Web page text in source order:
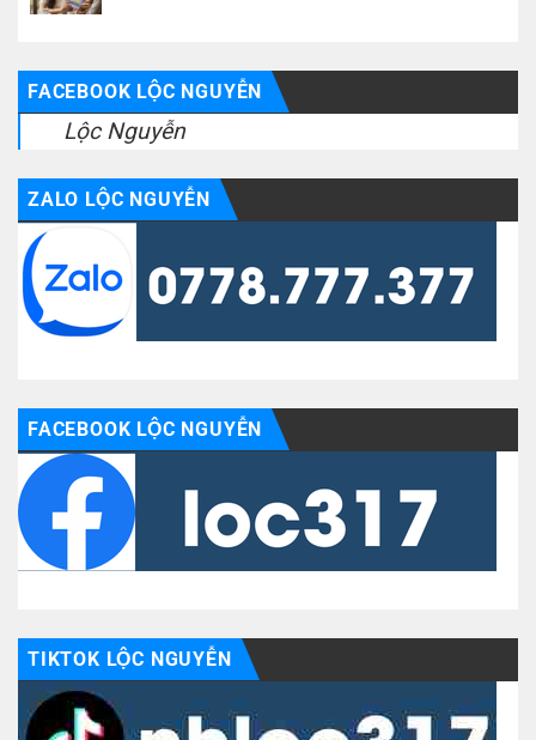
FACEBOOK LỘC NGUYỄN
Lộc Nguyễn
ZALO LỘC NGUYỄN
FACEBOOK LỘC NGUYỄN
TIKTOK LỘC NGUYỄN